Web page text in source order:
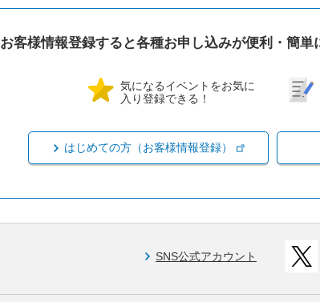
お客様情報登録すると各種お申し込みが便利・簡単
気になるイベントをお気に
入り登録できる！
はじめての方（お客様情報登録）
SNS公式アカウント